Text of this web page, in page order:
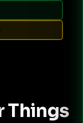
Things